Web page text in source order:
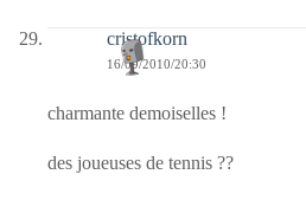
cristofkorn
16/09/2010/20:30
charmante demoiselles !
des joueuses de tennis ??